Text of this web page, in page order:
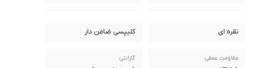
نقره ای کلیپسی ضامن دار
مقاومت عمقی گارانتی